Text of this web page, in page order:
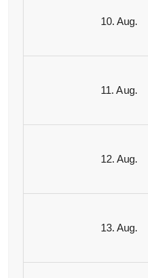
10. Aug.
11. Aug.
12. Aug.
13. Aug.